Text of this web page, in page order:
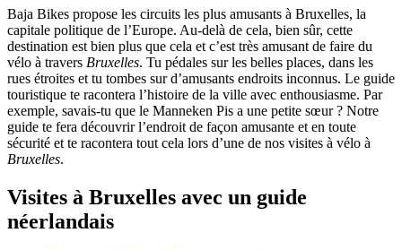
Baja Bikes propose les circuits les plus amusants à Bruxelles, la
capitale politique de l’Europe. Au-delà de cela, bien sûr, cette
destination est bien plus que cela et c’est très amusant de faire du
vélo à travers Bruxelles. Tu pédales sur les belles places, dans les
rues étroites et tu tombes sur d’amusants endroits inconnus. Le guide
touristique te racontera l’histoire de la ville avec enthousiasme. Par
exemple, savais-tu que le Manneken Pis a une petite sœur ? Notre
guide te fera découvrir l’endroit de façon amusante et en toute
sécurité et te racontera tout cela lors d’une de nos visites à vélo à
Bruxelles.
Visites à Bruxelles avec un guide
néerlandais